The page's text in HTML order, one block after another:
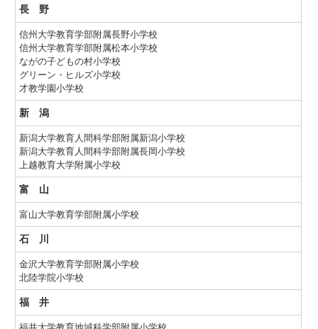
長 野
信州大学教育学部附属長野小学校
信州大学教育学部附属松本小学校
ながの子どもの村小学校
グリーン・ヒルズ小学校
才教学園小学校
新 潟
新潟大学教育人間科学部附属新潟小学校
新潟大学教育人間科学部附属長岡小学校
上越教育大学附属小学校
富 山
富山大学教育学部附属小学校
石 川
金沢大学教育学部附属小学校
北陸学院小学校
福 井